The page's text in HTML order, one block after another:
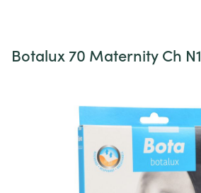
Botalux 70 Maternity Ch N1